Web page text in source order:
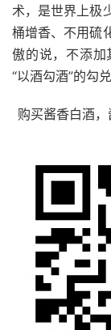
术，是世界上极
桶增香、不用硫
傲的说，不添加
“以酒勾酒”的勾兑
购买酱香白酒